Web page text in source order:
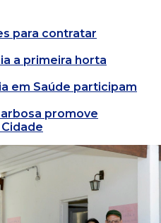
para contratar
a primeira horta
em Saúde participam
promove